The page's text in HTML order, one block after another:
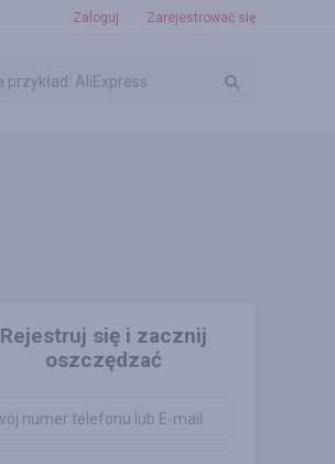
Zaloguj Zarejestrować się
Rejestruj się i zacznij
oszczędzać